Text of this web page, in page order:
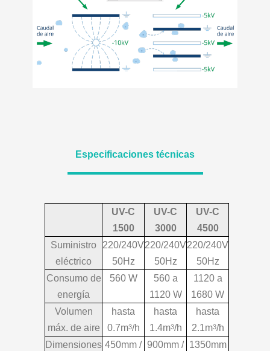
Especificaciones técnicas
UV-C
1500
UV-C
3000
UV-C
4500
Suministro
eléctrico
220/240V
50Hz
220/240V
50Hz
220/240V
50Hz
Consumo de
energía
560 W
560 a
1120 W
1120 a
1680 W
Volumen
máx. de aire
hasta
0.7m3/h
hasta
1.4m3/h
hasta
2.1m3/h
Dimensiones 450mm / 900mm / 1350mm